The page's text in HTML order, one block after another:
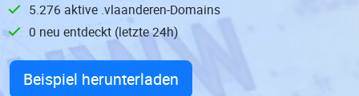
5.276 aktive .vlaanderen-Domains
0 neu entdeckt (letzte 24h)
Beispiel herunterladen